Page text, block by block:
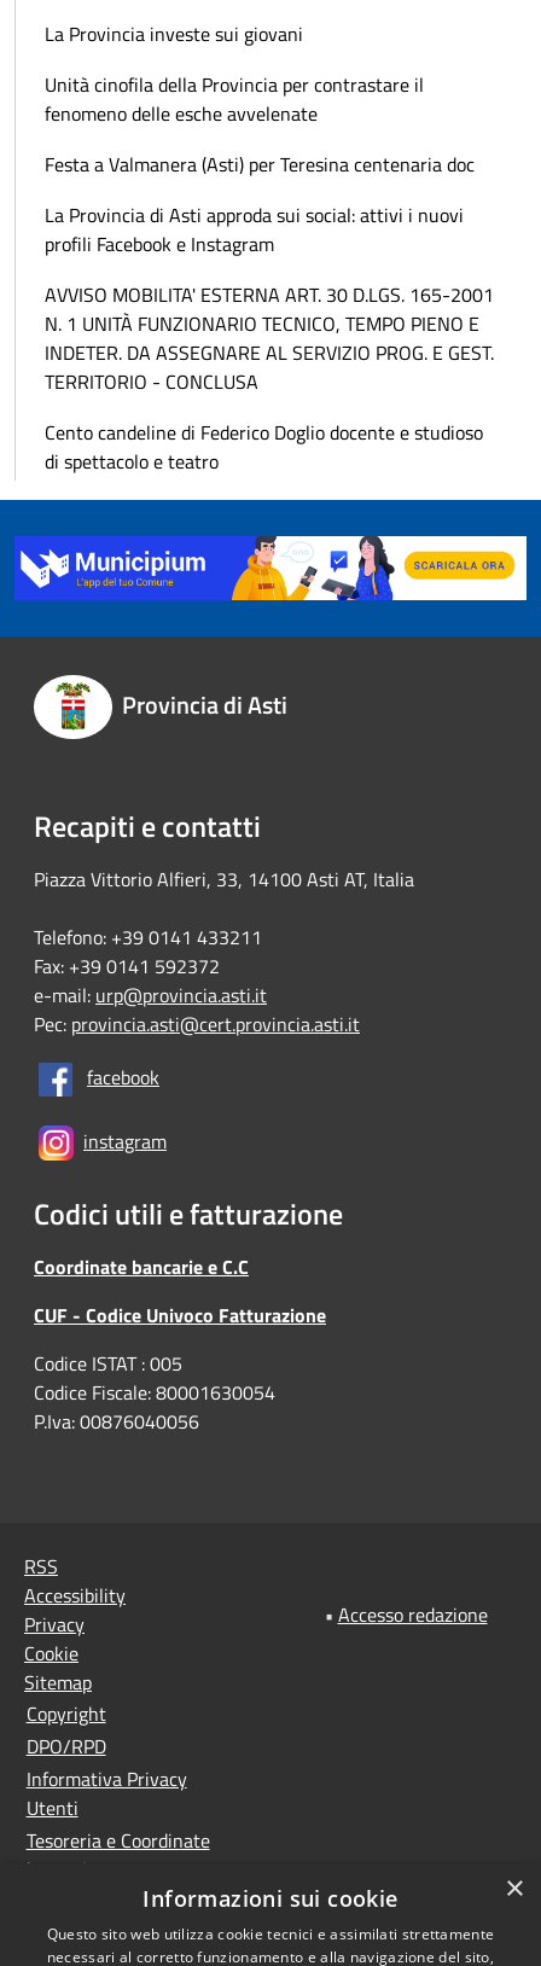
La Provincia investe sui giovani
Unità cinofila della Provincia per contrastare il
fenomeno delle esche avvelenate
Festa a Valmanera (Asti) per Teresina centenaria doc
La Provincia di Asti approda sui social: attivi i nuovi
profili Facebook e Instagram
AVVISO MOBILITA' ESTERNA ART. 30 D.LGS. 165-2001
N. 1 UNITÀ FUNZIONARIO TECNICO, TEMPO PIENO E
INDETER. DA ASSEGNARE AL SERVIZIO PROG. E GEST.
TERRITORIO - CONCLUSA
Cento candeline di Federico Doglio docente e studioso
di spettacolo e teatro
Provincia di Asti
Recapiti e contatti
Piazza Vittorio Alfieri, 33, 14100 Asti AT, Italia
Telefono: +39 0141 433211
Fax: +39 0141 592372
e-mail: urp@provincia.asti.it
Pec: provincia.asti@cert.provincia.asti.it
facebook
instagram
Codici utili e fatturazione
Coordinate bancarie e C.C
CUF - Codice Univoco Fatturazione
Codice ISTAT : 005
Codice Fiscale: 80001630054
P.Iva: 00876040056
RSS
Accessibility
Privacy
Cookie
Sitemap
Copyright
DPO/RPD
Informativa Privacy
Utenti
Tesoreria e Coordinate
bancarie
Controlla la tua posta
PNRR (Piano Nazionale
• Accesso redazione
×
Informazioni sui cookie
Questo sito web utilizza cookie tecnici e assimilati strettamente
necessari al corretto funzionamento e alla navigazione del sito,